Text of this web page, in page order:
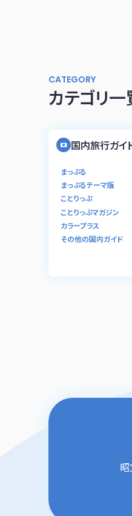
CATEGORY
カテゴリ一
国内旅行ガイ
まっぷる
まっぷるテーマ版
ことりっぷ
ことりっぷマガジン
カラープラス
その他の国内ガイド